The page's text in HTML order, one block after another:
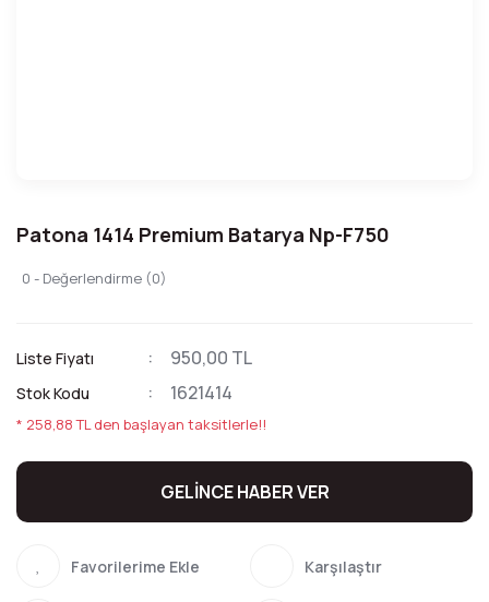
Patona 1414 Premium Batarya Np-F750
0 - Değerlendirme (0)
Liste Fiyatı 950,00 TL
Stok Kodu 1621414
* 258,88 TL den başlayan taksitlerle!!
GELİNCE HABER VER
Karşılaştır